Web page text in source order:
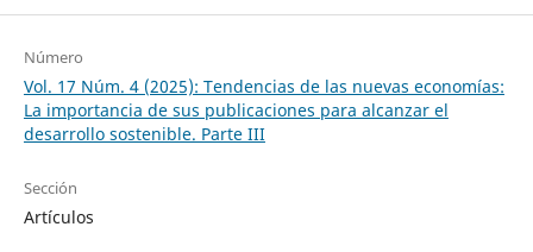
Número
Vol. 17 Núm. 4 (2025): Tendencias de las nuevas economías:
La importancia de sus publicaciones para alcanzar el
desarrollo sostenible. Parte III
Sección
Artículos